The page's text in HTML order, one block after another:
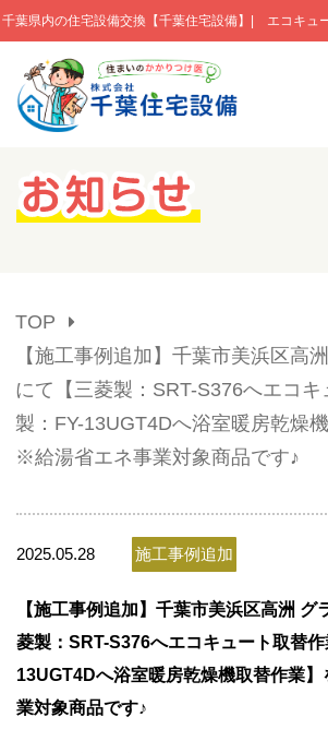
千葉県内の住宅設備交換【千葉住宅設備】| エコキュ
このページの本文へ移動
キャンペーン一覧
弊社の特色
TOP
【施工事例追加】千葉市美浜区高
にて【三菱製：SRT-S376へエコ
製：FY-13UGT4Dへ浴室暖房乾
※給湯省エネ事業対象商品です♪
2025.05.28 施工事例追加
【施工事例追加】千葉市美浜区高洲
菱製：SRT-S376へエコキュート取替
13UGT4Dへ浴室暖房乾燥機取替作業
業対象商品です♪